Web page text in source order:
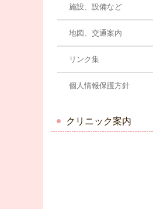
施設、設備など
地図、交通案内
リンク集
個人情報保護方針
クリニック案内